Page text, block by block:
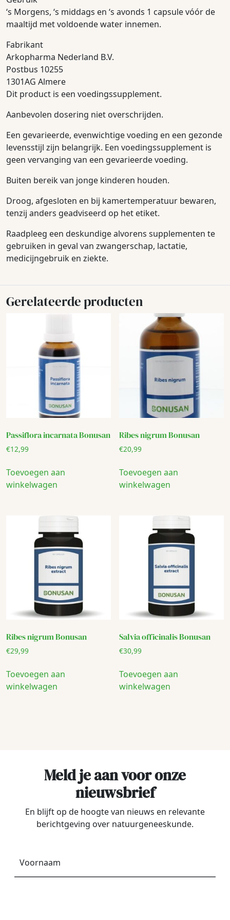
‘s Morgens, ‘s middags en ‘s avonds 1 capsule vóór de
maaltijd met voldoende water innemen.
Fabrikant
Arkopharma Nederland B.V.
Postbus 10255
1301AG Almere
Dit product is een voedingssupplement.
Aanbevolen dosering niet overschrijden.
Een gevarieerde, evenwichtige voeding en een gezonde
levensstijl zijn belangrijk. Een voedingssupplement is
geen vervanging van een gevarieerde voeding.
Buiten bereik van jonge kinderen houden.
Droog, afgesloten en bij kamertemperatuur bewaren,
tenzij anders geadviseerd op het etiket.
Raadpleeg een deskundige alvorens supplementen te
gebruiken in geval van zwangerschap, lactatie,
medicijngebruik en ziekte.
Gerelateerde producten
Passiflora incarnata Bonusan
€12,99
Toevoegen aan
winkelwagen
Ribes nigrum Bonusan
€20,99
Toevoegen aan
winkelwagen
Ribes nigrum Bonusan
€29,99
Toevoegen aan
winkelwagen
Salvia officinalis Bonusan
€30,99
Toevoegen aan
winkelwagen
Meld je aan voor onze
nieuwsbrief
En blijft op de hoogte van nieuws en relevante
berichtgeving over natuurgeneeskunde.